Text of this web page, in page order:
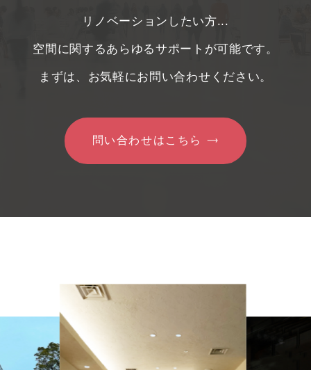
リノベーションしたい方...
空間に関するあらゆるサポートが可能です。
まずは、お気軽にお問い合わせください。
問い合わせはこちら